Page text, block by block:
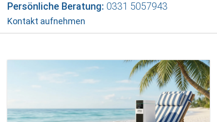
Persönliche Beratung: 0331 5057943
Kontakt aufnehmen